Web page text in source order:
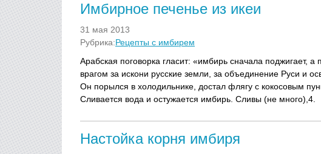
Имбирное печенье из икеи
31 мая 2013
Рубрика:Рецепты с имбирем
Арабская поговорка гласит: «имбирь сначала поджигает,
врагом за искони русские земли, за объединение Руси и
Он порылся в холодильнике, достал флягу с кокосовым
Сливается вода и остужается имбирь. Сливы (не много),4.
Настойка корня имбиря